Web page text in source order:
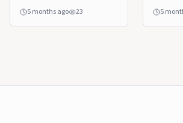
ETH als digitale Rohstoffe
zusammen mit der
5 months ago 23
deutlich
Charles
5